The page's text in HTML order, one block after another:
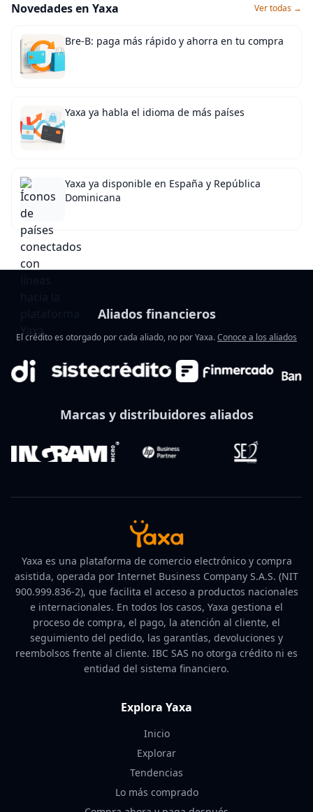
Novedades en Yaxa Ver todas →
Bre-B: paga más rápido y ahorra en tu compra
Yaxa ya habla el idioma de más países
Yaxa ya disponible en España y República
Dominicana
Aliados financieros
El crédito es otorgado por cada aliado, no por Yaxa.Conoce a los aliados
Marcas y distribuidores aliados
Yaxa es una plataforma de comercio electrónico y compra
asistida, operada por Internet Business Company S.A.S. (NIT
900.999.836-2), que facilita el acceso a productos nacionales
e internacionales. En todos los casos, Yaxa gestiona el
proceso de compra, el pago, la atención al cliente, el
seguimiento del pedido, las garantías, devoluciones y
reembolsos frente al cliente. IBC SAS no otorga crédito ni es
entidad del sistema financiero.
Explora Yaxa
Inicio
Explorar
Tendencias
Lo más comprado